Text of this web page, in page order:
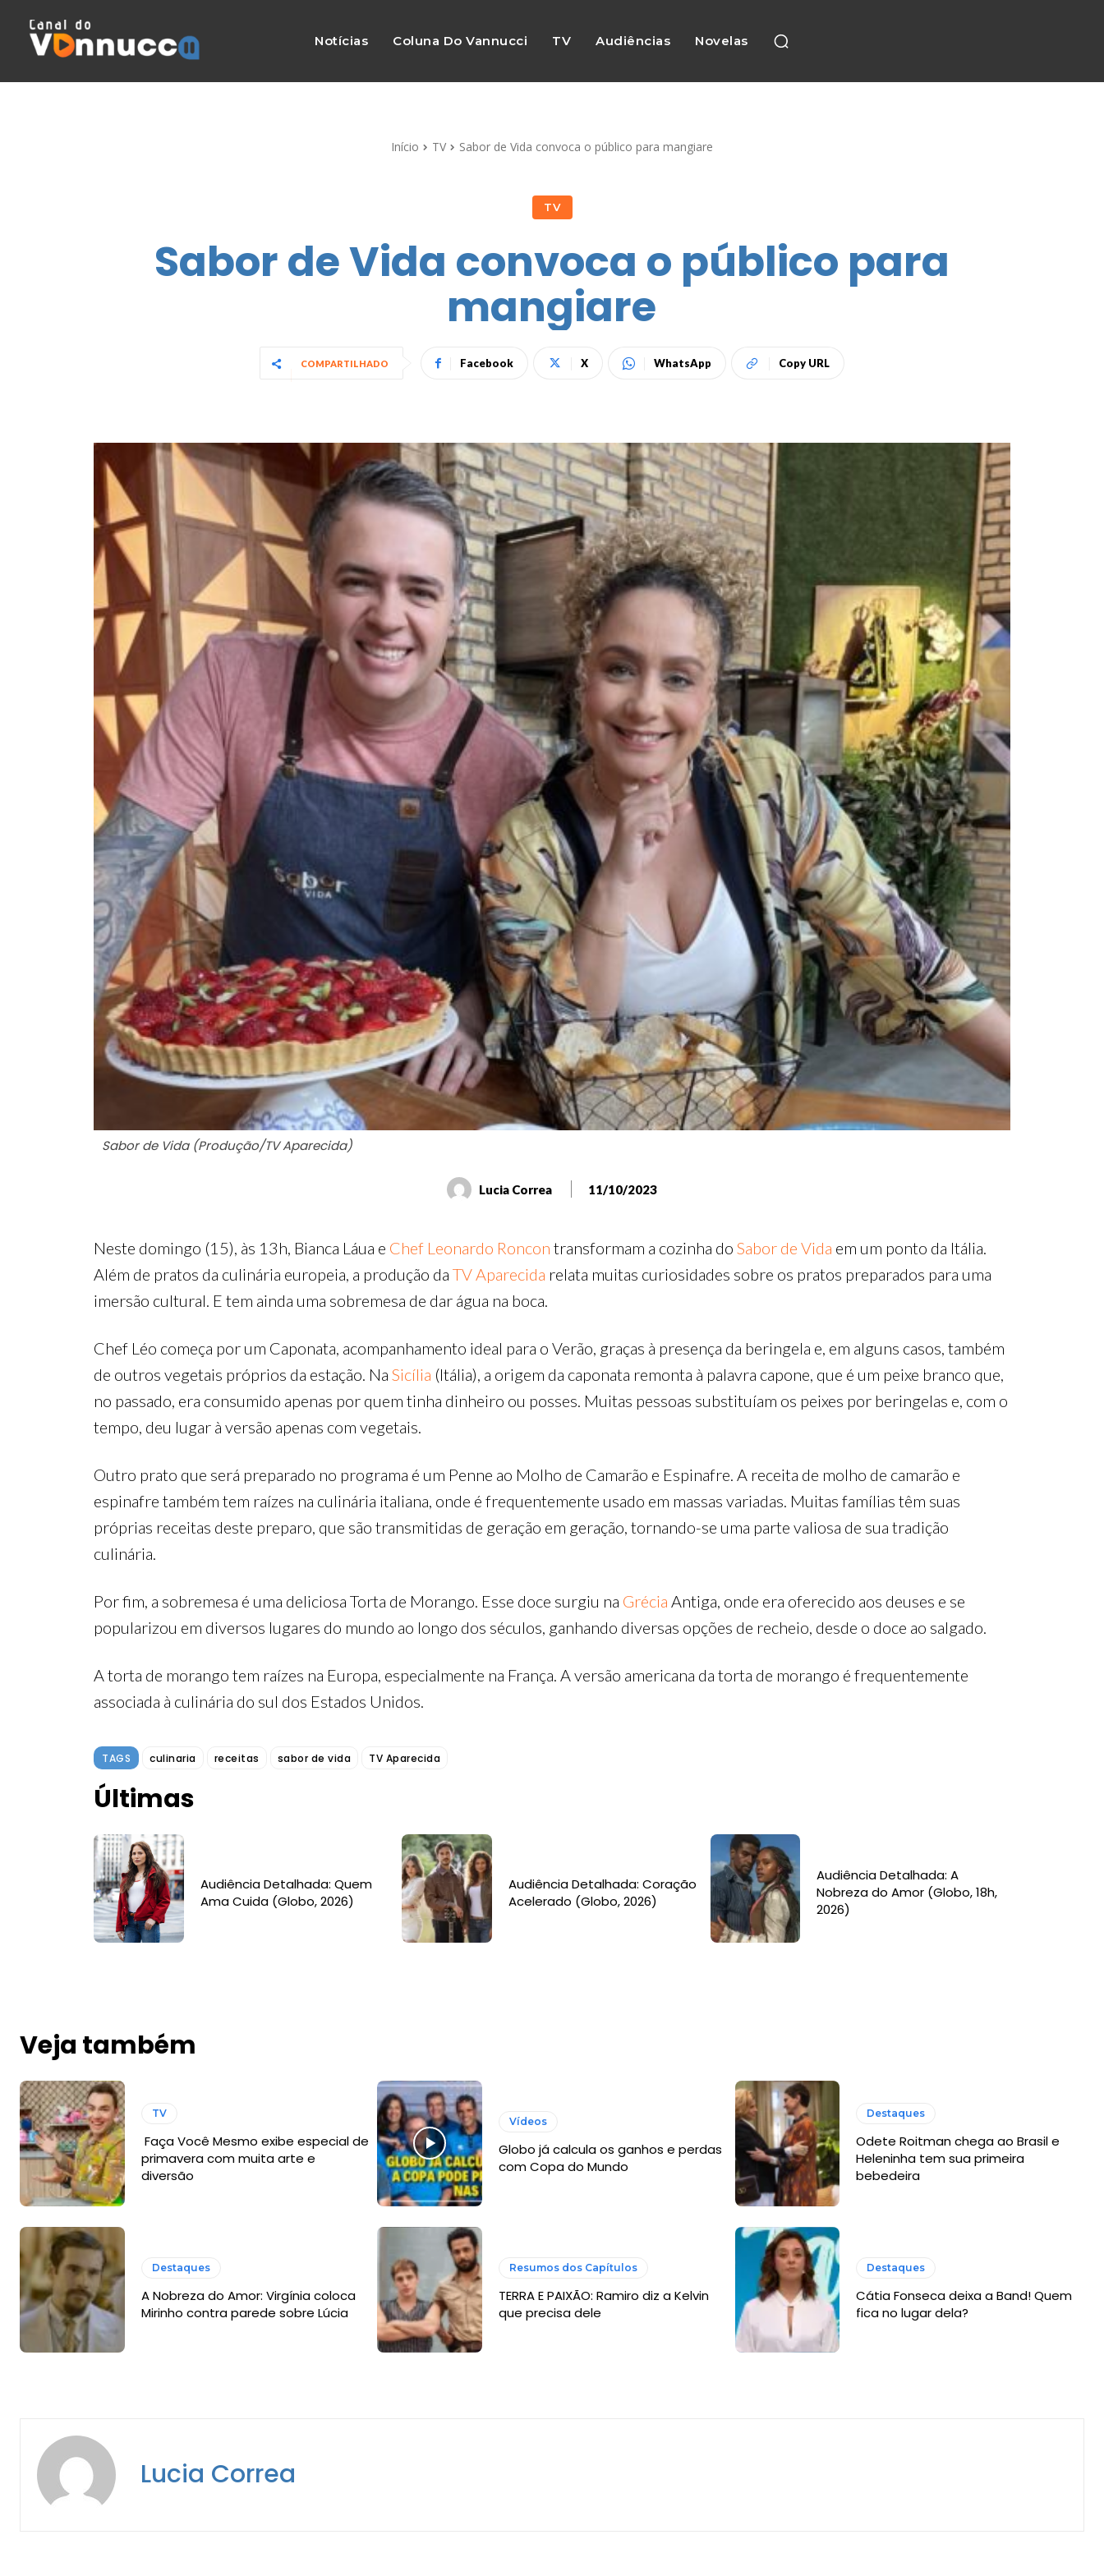
Notícias Coluna Do Vannucci TV Audiências Novelas
Início TV Sabor de Vida convoca o público para mangiare
TV
Sabor de Vida convoca o público para
mangiare
COMPARTILHADO Facebook X WhatsApp Copy URL
Sabor de Vida (Produção/TV Aparecida)
Lucia Correa 11/10/2023
Neste domingo (15), às 13h, Bianca Láua e Chef Leonardo Roncon transformam a cozinha do Sabor de Vida em um ponto da Itália.
Além de pratos da culinária europeia, a produção da TV Aparecida relata muitas curiosidades sobre os pratos preparados para uma
imersão cultural. E tem ainda uma sobremesa de dar água na boca.
Chef Léo começa por um Caponata, acompanhamento ideal para o Verão, graças à presença da beringela e, em alguns casos, também
de outros vegetais próprios da estação. Na Sicília (Itália), a origem da caponata remonta à palavra capone, que é um peixe branco que,
no passado, era consumido apenas por quem tinha dinheiro ou posses. Muitas pessoas substituíam os peixes por beringelas e, com o
tempo, deu lugar à versão apenas com vegetais.
Outro prato que será preparado no programa é um Penne ao Molho de Camarão e Espinafre. A receita de molho de camarão e
espinafre também tem raízes na culinária italiana, onde é frequentemente usado em massas variadas. Muitas famílias têm suas
próprias receitas deste preparo, que são transmitidas de geração em geração, tornando-se uma parte valiosa de sua tradição
culinária.
Por fim, a sobremesa é uma deliciosa Torta de Morango. Esse doce surgiu na Grécia Antiga, onde era oferecido aos deuses e se
popularizou em diversos lugares do mundo ao longo dos séculos, ganhando diversas opções de recheio, desde o doce ao salgado.
A torta de morango tem raízes na Europa, especialmente na França. A versão americana da torta de morango é frequentemente
associada à culinária do sul dos Estados Unidos.
TAGS culinaria receitas sabor de vida TV Aparecida
Últimas
Audiência Detalhada: Quem
Ama Cuida (Globo, 2026)
Audiência Detalhada: Coração
Acelerado (Globo, 2026)
Audiência Detalhada: A
Nobreza do Amor (Globo, 18h,
2026)
Veja também
TV
Faça Você Mesmo exibe especial de
primavera com muita arte e
diversão
Vídeos
Globo já calcula os ganhos e perdas
com Copa do Mundo
Destaques
Odete Roitman chega ao Brasil e
Heleninha tem sua primeira
bebedeira
Destaques
A Nobreza do Amor: Virgínia coloca
Mirinho contra parede sobre Lúcia
Resumos dos Capítulos
TERRA E PAIXÃO: Ramiro diz a Kelvin
que precisa dele
Destaques
Cátia Fonseca deixa a Band! Quem
fica no lugar dela?
Lucia Correa